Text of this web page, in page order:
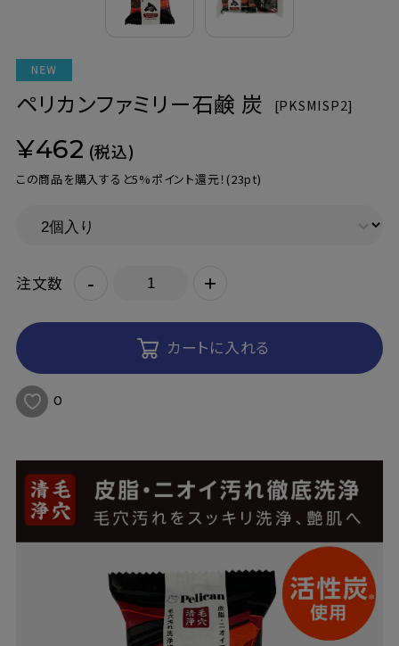
ペリカンファミリー石鹸 炭 [PKSMISP2]
¥462 (税込)
この商品を購入すると5%ポイント還元！ (23pt)
注文数 - +
カートに入れる
0